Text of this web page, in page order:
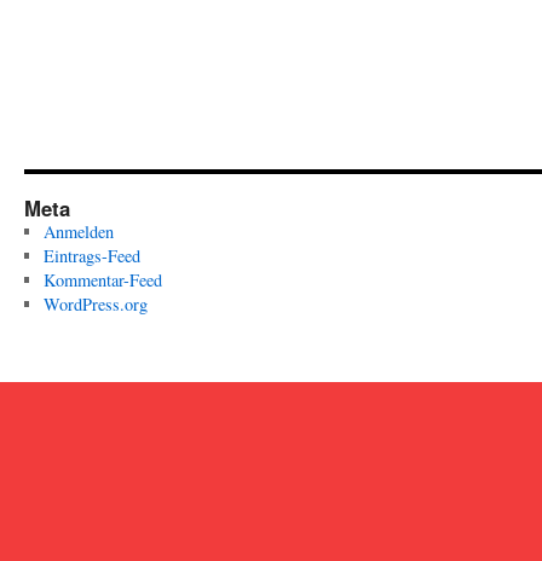
Meta
Anmelden
Eintrags-Feed
Kommentar-Feed
WordPress.org